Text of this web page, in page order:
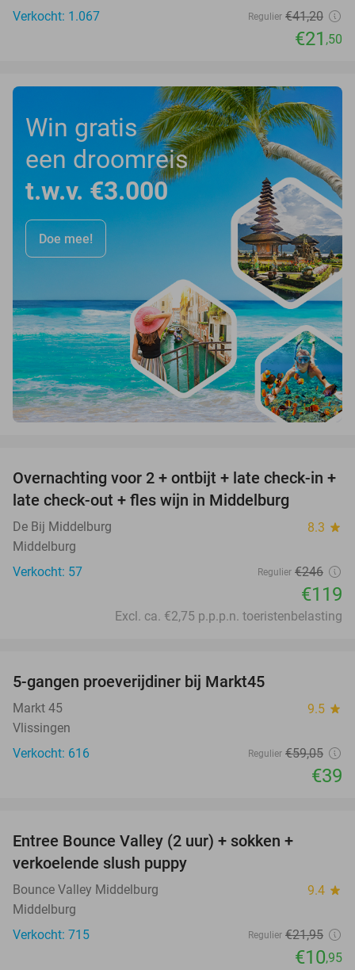
Verkocht: 1.067
Regulier €41,20
€21 ,50
Win gratis
een droomreis
t.w.v. €3.000
Doe mee!
52%
Overnachting voor 2 + ontbijt + late check-in +
late check-out + fles wijn in Middelburg
De Bij Middelburg 8.3 star
Middelburg
Verkocht: 57
Regulier €246
€119
Excl. ca. €2,75 p.p.p.n. toeristenbelasting
5-gangen proeverijdiner bij Markt45
Markt 45 9.5 star
Vlissingen
Verkocht: 616
Regulier €59,05
€39
Entree Bounce Valley (2 uur) + sokken +
verkoelende slush puppy
Bounce Valley Middelburg 9.4 star
Middelburg
Verkocht: 715
Regulier €21,95
€10,95